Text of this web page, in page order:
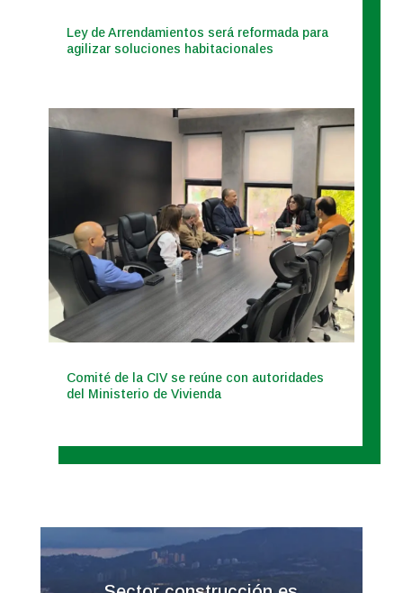
Ley de Arrendamientos será reformada para
agilizar soluciones habitacionales
Comité de la CIV se reúne con autoridades
del Ministerio de Vivienda